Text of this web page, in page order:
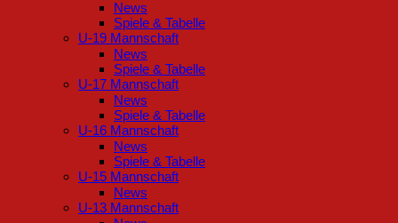
News
Spiele & Tabelle
U-19 Mannschaft
News
Spiele & Tabelle
U-17 Mannschaft
News
Spiele & Tabelle
U-16 Mannschaft
News
Spiele & Tabelle
U-15 Mannschaft
News
U-13 Mannschaft